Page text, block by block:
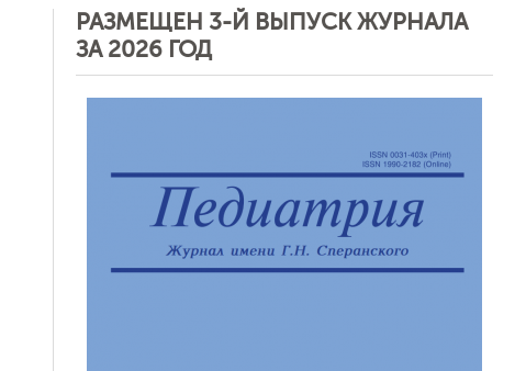
РАЗМЕЩЕН 3-Й ВЫПУСК ЖУРНАЛА
ЗА 2026 ГОД